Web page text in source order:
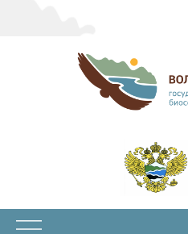
основному
содержанию